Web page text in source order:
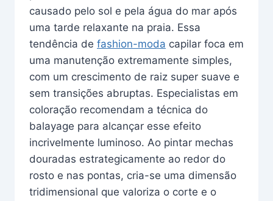
causado pelo sol e pela água do mar após
uma tarde relaxante na praia. Essa
tendência de fashion-moda capilar foca em
uma manutenção extremamente simples,
com um crescimento de raiz super suave e
sem transições abruptas. Especialistas em
coloração recomendam a técnica do
balayage para alcançar esse efeito
incrivelmente luminoso. Ao pintar mechas
douradas estrategicamente ao redor do
rosto e nas pontas, cria-se uma dimensão
tridimensional que valoriza o corte e o